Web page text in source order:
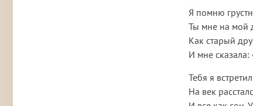
Я помню
Ты мне на мой
Как старый
И мне сказала:
Тебя я
На век